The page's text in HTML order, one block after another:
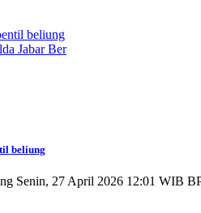
beliung
Jabar Ber
beliung
Senin, 27 April 2026 12:01 WIB